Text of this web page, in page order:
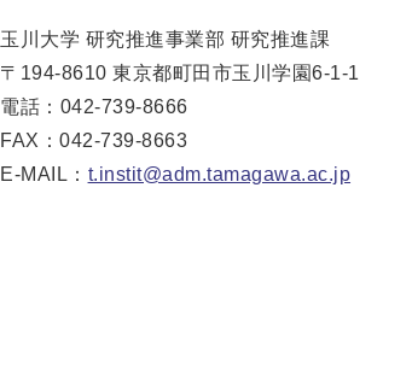
玉川大学 研究推進事業部 研究推進課
〒194-8610 東京都町田市玉川学園6-1-1
電話：042-739-8666
FAX：042-739-8663
E-MAIL： t.instit@adm.tamagawa.ac.jp